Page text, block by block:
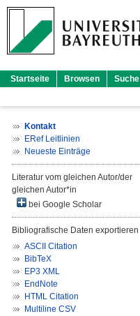
Startseite Browsen Suche
Kontakt
ERef Leitlinien
Neueste Einträge
Literatur vom gleichen Autor/der
gleichen Autor*in
bei Google Scholar
Bibliografische Daten exportieren
ASCII Citation
BibTeX
EP3 XML
EndNote
HTML Citation
Multiline CSV